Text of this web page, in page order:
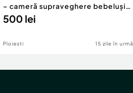
– cameră supraveghere bebeluși
cu monitor
500 lei
Ploiesti 15 zile în urmă